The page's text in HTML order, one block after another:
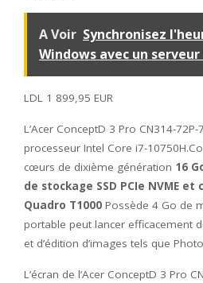
A Voir Synchronisez
Windows avec un serveur
LDL 1 899,95 EUR
L’Acer ConceptD 3 Pro CN314-
processeur Intel Core i7-
cœurs de dixième génération 16
de stockage SSD PCIe NVME
Quadro T1000 Possède 4 Go de
portable peut lancer efficacement
et d’édition d’images tels que
L’écran de l’Acer ConceptD 3 Pro